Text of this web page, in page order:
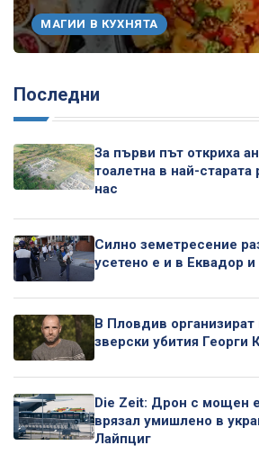
МАГИИ В КУХНЯТА
Последни
За първи път откриха
тоалетна в най-старата
нас
Силно земетресение
усетено е и в Еквадор
В Пловдив
зверски убития Георги
Die Zeit: Дрон с мощен
врязал умишлено в
Лайпциг